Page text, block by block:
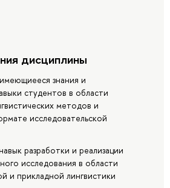
дисциплины
знания и
студентов в области
методов и
исследовательской
разработки и реализации
исследования в области
и прикладной лингвистики